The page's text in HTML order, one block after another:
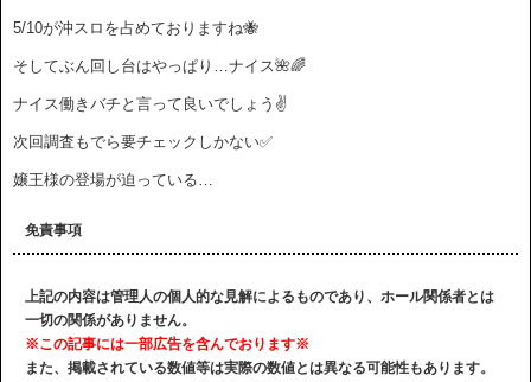
5/10が沖スロを占めておりますね🐝
そしてぶん回し台はやっぱり…ナイス🌺🌈
ナイス働きバチと言って良いでしょう✌️
次回調査もでら要チェックしかない✅
嬢王様の登場が迫っている…
免責事項
上記の内容は管理人の個人的な見解によるものであり、ホール関係者とは
一切の関係がありません。
※この記事には一部広告を含んでおります※
また、掲載されている数値等は実際の数値とは異なる可能性もあります。